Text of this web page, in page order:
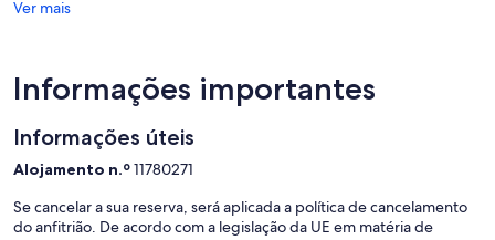
- Lawn
- Large private driveway
Additional Facilities
- Wifi
- Aga
- Wet room
- Hairdryers
Ver mais
Informações importantes
Informações úteis
Alojamento n.º11780271
Se cancelar a sua reserva, será aplicada a política de cancelamento
do anfitrião. De acordo com a legislação da UE em matéria de